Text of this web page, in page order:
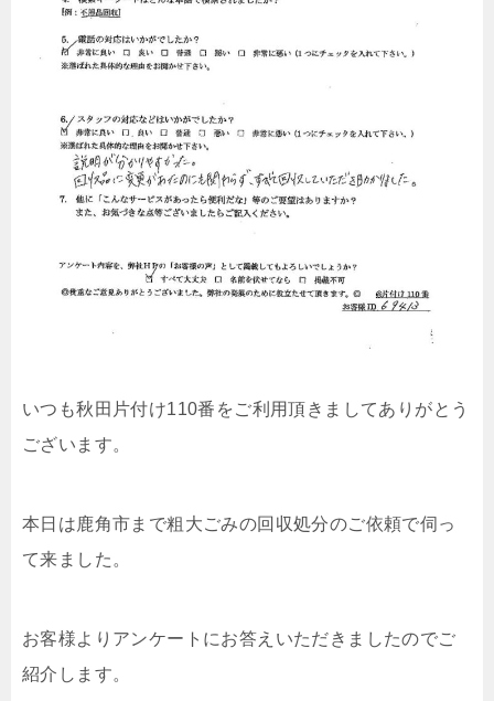
いつも秋田片付け110番をご利用頂きましてありがとう
ございます。
本日は鹿角市まで粗大ごみの回収処分のご依頼で伺っ
て来ました。
お客様よりアンケートにお答えいただきましたのでご
紹介します。